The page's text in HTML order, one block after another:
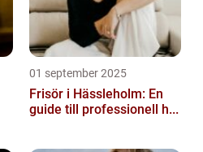
01 september 2025
Frisör i Hässleholm: En
guide till professionell h...